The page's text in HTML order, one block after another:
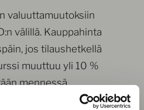
valuuttamuutoksiin
välillä. Kauppahinta
jos tilaushetkellä
muuttuu yli 10 %
mennessä.